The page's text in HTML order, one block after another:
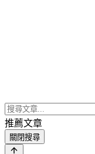
推薦文章
關閉搜尋